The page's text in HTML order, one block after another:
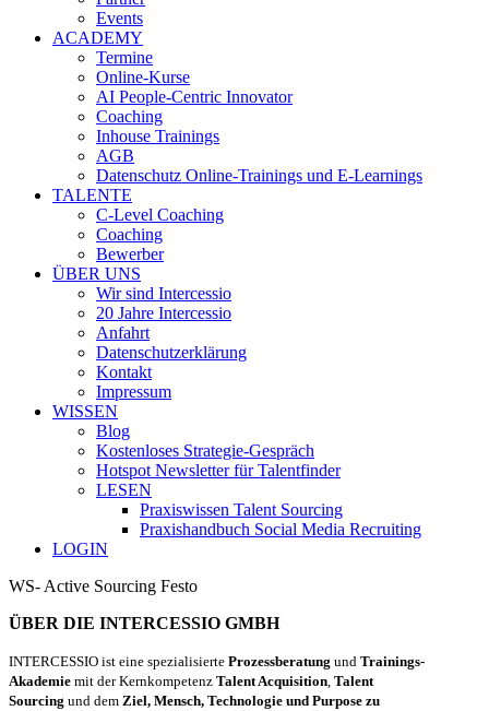
Events
ACADEMY
Termine
Online-Kurse
AI People-Centric Innovator
Coaching
Inhouse Trainings
AGB
Datenschutz Online-Trainings und E-Learnings
TALENTE
C-Level Coaching
Coaching
Bewerber
ÜBER UNS
Wir sind Intercessio
20 Jahre Intercessio
Anfahrt
Datenschutzerklärung
Kontakt
Impressum
WISSEN
Blog
Kostenloses Strategie-Gespräch
Hotspot Newsletter für Talentfinder
LESEN
Praxiswissen Talent Sourcing
Praxishandbuch Social Media Recruiting
LOGIN
WS- Active Sourcing Festo
ÜBER DIE INTERCESSIO GMBH
INTERCESSIO ist eine spezialisierte Prozessberatung und Trainings-
Akademie mit der Kernkompetenz Talent Acquisition, Talent
Sourcing und dem Ziel, Mensch, Technologie und Purpose zu